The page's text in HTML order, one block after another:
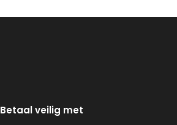
Betaal veilig met